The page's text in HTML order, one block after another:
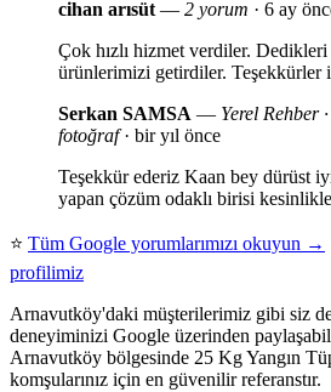
cihan arısüt— 2 yorum · 6 ay
Çok hızlı hizmet verdiler. Dedikleri
ürünlerimizi getirdiler. Teşekkürler
Serkan SAMSA — Yerel Rehber
fotoğraf· bir yıl önce
Teşekkür ederiz Kaan bey dürüst
yapan çözüm odaklı birisi
⭐ Tüm Google yorumlarımızı okuyun →
profilimiz
Arnavutköy'daki müşterilerimiz gibi siz
deneyiminizi Google üzerinden
Arnavutköy bölgesinde 25 Kg Yangın
komşularınız için en güvenilir referanstır.